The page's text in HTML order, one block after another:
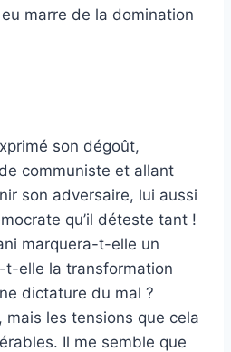
marre de la domination
son dégoût,
communiste et allant
son adversaire, lui aussi
qu’il déteste tant !
marquera-t-elle un
elle la transformation
dictature du mal ?
mais les tensions que cela
Il me semble que